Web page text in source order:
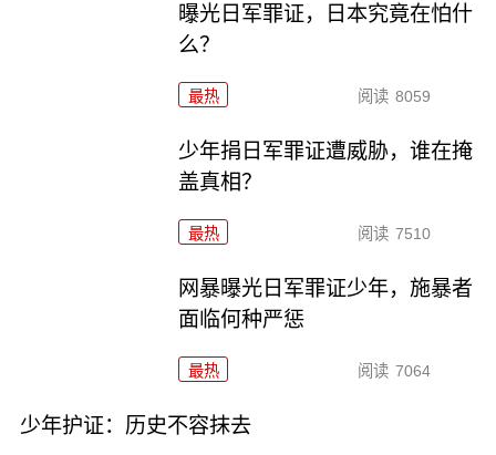
曝光日军罪证，日本究竟在怕什
么？
最热 阅读 8059
少年捐日军罪证遭威胁，谁在掩
盖真相？
最热 阅读 7510
网暴曝光日军罪证少年，施暴者
面临何种严惩
最热 阅读 7064
少年护证：历史不容抹去